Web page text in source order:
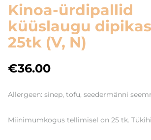
Kinoa-ürdipallid
küüslaugu
25tk (V, N)
€36.00
Allergeen: sinep, tofu, seedermänni
Miinimumkogus tellimisel on 25 tk.